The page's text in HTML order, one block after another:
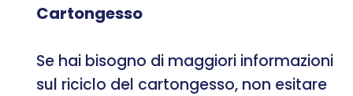
Cartongesso
Se hai bisogno di maggiori informazioni
sul riciclo del cartongesso, non esitare